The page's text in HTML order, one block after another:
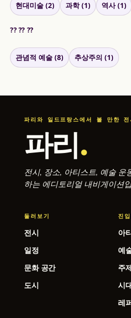
현대미술 (2) 과학 (1) 역사 (1)
?? ?? ??
관념적 예술 (8) 추상주의 (1)
파리와 일드프랑스에서 볼 만한 전
파리.
전시, 장소, 아티스트, 예술 운
하는 에디토리얼 내비게이션
둘러보기
전시
일정
문화 공간
도시
진
아
예
주
시
레